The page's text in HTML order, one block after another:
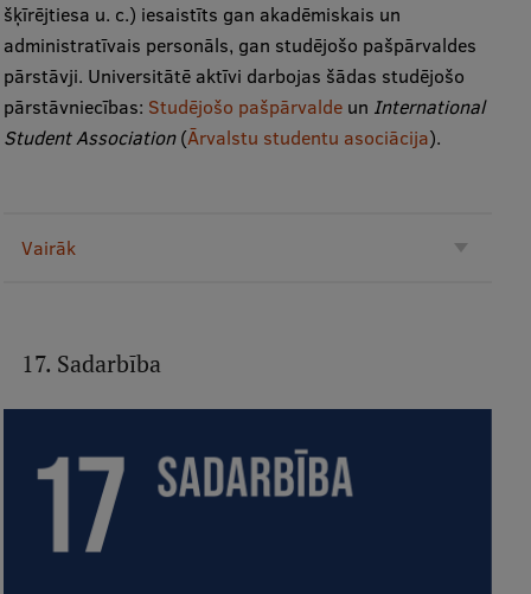
šķīrējtiesa u. c.) iesaistīts gan akadēmiskais un
administratīvais personāls, gan studējošo pašpārvaldes
pārstāvji. Universitātē aktīvi darbojas šādas studējošo
pārstāvniecības: Studējošo pašpārvaldeun International
Student Association(Ārvalstu studentu asociācija).
Vairāk
17. Sadarbība